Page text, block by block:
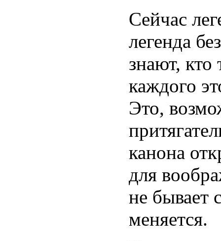
Сейчас
легенда
знают, кто
каждого
Это,
канона
для
не бывает
меняется.